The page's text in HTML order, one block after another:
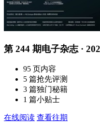
第 244 期电子杂志 ·
95 页内容
5 篇抢先评测
3 篇独门秘籍
1 篇小贴士
在线阅读 查看往期